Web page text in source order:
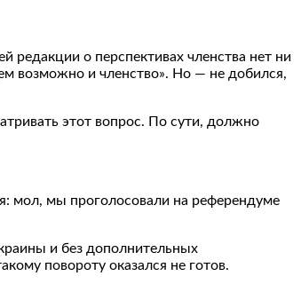
редакции о перспективах членства нет ни
возможно и членство». Но — не добился,
этот вопрос. По сути, должно
мол, мы проголосовали на референдуме
и без дополнительных
повороту оказался не готов.